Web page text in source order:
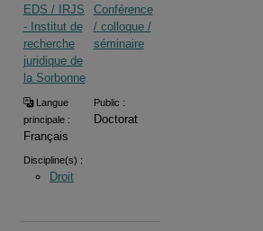
EDS / IRJS
- Institut de
recherche
juridique de
la Sorbonne
Conférence
/ colloque /
séminaire
Langue
principale :
Français
Public :
Doctorat
Discipline(s) :
Droit